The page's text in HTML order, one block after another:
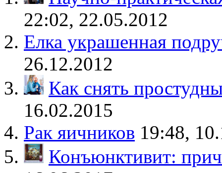
22:02, 22.05.2012
Елка украшенная
26.12.2012
Как снять
16.02.2015
Рак яичников 19:48,
Конъюнктивит: